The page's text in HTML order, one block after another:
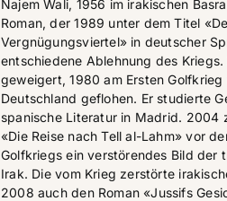
Najem Wali, 1956 im irakischen
Roman, der 1989 unter dem Titel
Vergnügungsviertel» in deutscher
entschiedene Ablehnung des
geweigert, 1980 am Ersten
Deutschland geflohen. Er studierte
spanische Literatur in Madrid. 2004
«Die Reise nach Tell al-Lahm» vor
Golfkriegs ein verstörendes Bild der
Irak. Die vom Krieg zerstörte
2008 auch den Roman «Jussifs